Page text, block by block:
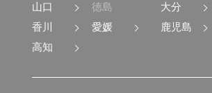
山口
徳島
香川
愛媛
高知
大分
鹿児島